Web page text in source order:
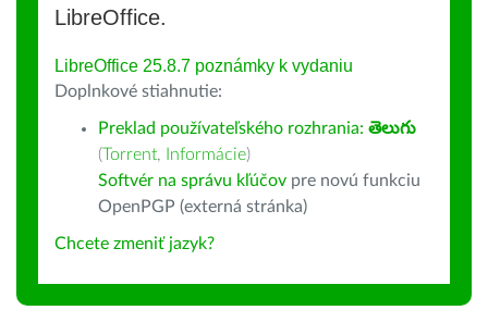
LibreOffice.
LibreOffice 25.8.7 poznámky k vydaniu
Doplnkové stiahnutie:
Preklad používateľského rozhrania: తెలుగు
(Torrent, Informácie)
Softvér na správu kľúčov pre novú funkciu
OpenPGP (externá stránka)
Chcete zmeniť jazyk?